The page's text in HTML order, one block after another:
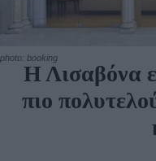
photo: booking
Η Λισαβόνα
πιο